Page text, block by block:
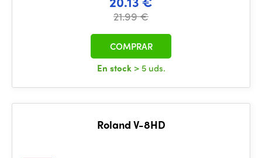
21.99 €
En stock > 5 uds.
COMPRAR
Roland V-8HD